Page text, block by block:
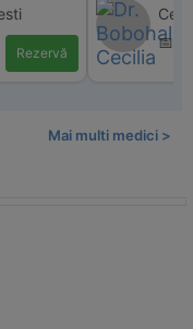
Rezervă
📅
Mai multi medici >